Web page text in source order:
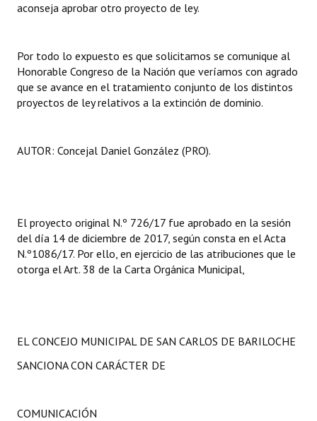
Entrega de distinciones
REFORMA DE LA CARTA ORGÁNICA
aconseja aprobar otro proyecto de ley.
Por todo lo expuesto es que solicitamos se comunique al
Honorable Congreso de la Nación que veríamos con agrado
que se avance en el tratamiento conjunto de los distintos
proyectos de ley relativos a la extinción de dominio.
AUTOR: Concejal Daniel González (PRO).
El proyecto original N.º 726/17 fue aprobado en la sesión
del día 14 de diciembre de 2017, según consta en el Acta
N.º1086/17. Por ello, en ejercicio de las atribuciones que le
otorga el Art. 38 de la Carta Orgánica Municipal,
EL CONCEJO MUNICIPAL DE SAN CARLOS DE BARILOCHE
SANCIONA CON CARÁCTER DE
COMUNICACIÓN